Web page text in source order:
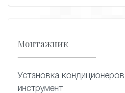
Монтажник
Установка
инструмент